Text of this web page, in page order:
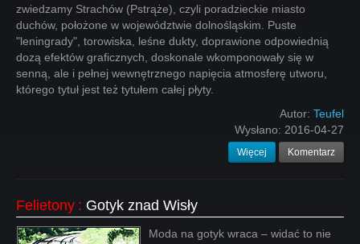
zwiedzamy Strachów (Pstrąże), czyli poradzieckie miasto
duchów, położone w województwie dolnośląskim. Puste
"leningrady", torowiska, leśne dukty, doprawione odpowiednią
dozą efektów graficznych, doskonale wkomponowały się w
senną, ale i pełnej wewnętrznego napięcia atmosferę utworu,
którego tytuł jest też tytułem całej płyty.
Autor: Teufel
Wysłano: 2016-04-27
Więcej Komentarz
Felietony : Gotyk znad Wisły
Moda na gotyk wraca – widać to nie